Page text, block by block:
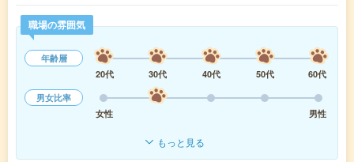
職場の雰囲気
年齢層
20代
30代 40代 50代
60代
男女比率
女性
男性
もっと見る